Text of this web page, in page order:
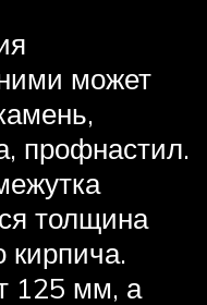
может
профнастил.
толщина
кирпича.
125 мм, а